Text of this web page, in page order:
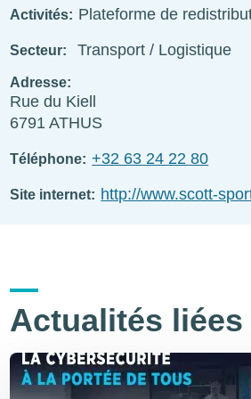
Activités Plateforme de
Secteur Transport / Logistique
Adresse
Rue du Kiell
6791 ATHUS
Téléphone +32 63 24 22 80
Site internet http://www.scott-
Actualités liées